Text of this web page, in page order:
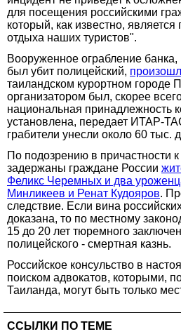
для посещения российскими
который, как известно,
отдыха наших туристов".
Вооруженное ограбление банка,
был убит полицейский,
таиландском курортном городе
организатором был, скорее
национальная принадлежность
установлена, передает ИТАР-
грабители унесли около 60 тыс.
По подозрению в причастности
задержаны граждане России
Феликс Черемных и два
Минликеев и Ренат Кудояров.
следствие. Если вина
доказана, то по местному
15 до 20 лет тюремного
полицейского - смертная казнь.
Российское консульство в
поиском адвокатов, которыми,
Таиланда, могут быть только
ССЫЛКИ ПО ТЕМЕ